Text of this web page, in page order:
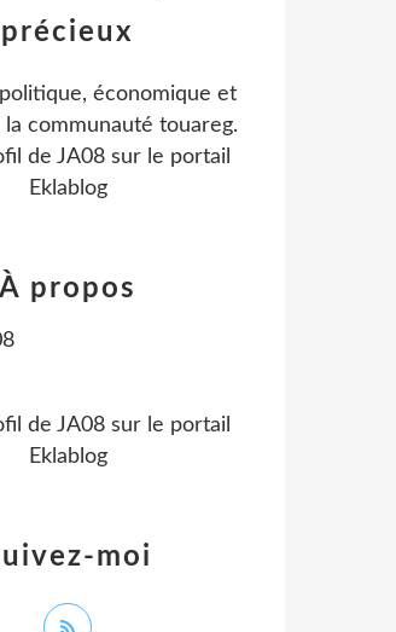
précieux
économique et
communauté touareg.
de JA08 sur le portail
Eklablog
moi
À propos
de JA08 sur le portail
Eklablog